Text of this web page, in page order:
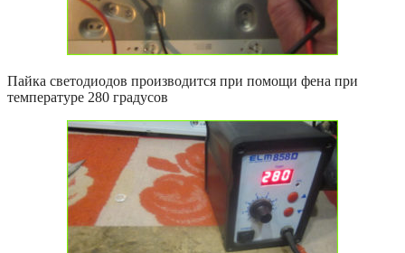
Пайка светодиодов производится при помощи фена при
температуре 280 градусов